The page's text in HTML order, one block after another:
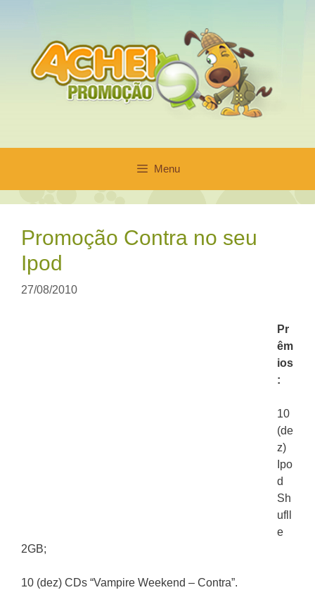
conteúdo
Menu
Promoção Contra no seu
Ipod
27/08/2010
Pr
êm
ios
:
10
(de
z)
Ipo
d
Sh
ufll
e
2GB;
10 (dez) CDs “Vampire Weekend – Contra”.